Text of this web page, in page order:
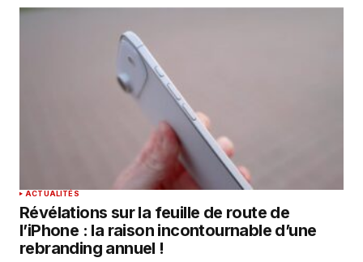
ACTUALITÉS
Révélations sur la feuille de route de
l’iPhone : la raison incontournable d’une
rebranding annuel !